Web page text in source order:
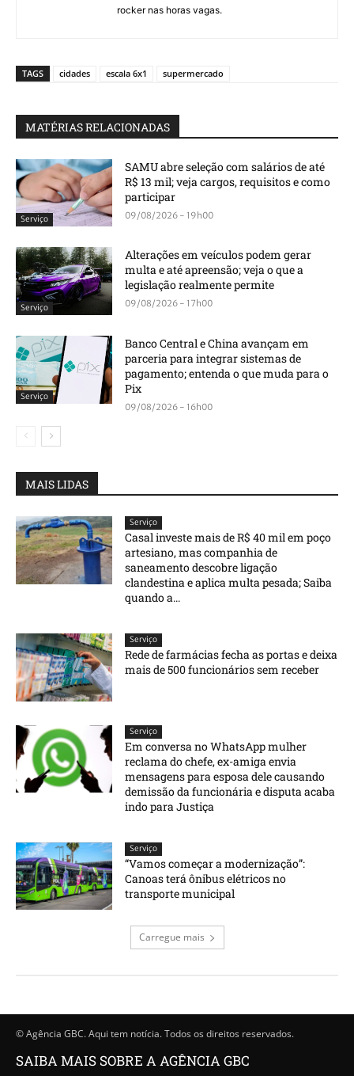
rocker nas horas vagas.
TAGS cidades escala 6x1 supermercado
MATÉRIAS RELACIONADAS
Serviço
SAMU abre seleção com salários de até
R$ 13 mil; veja cargos, requisitos e como
participar
09/08/2026 - 19h00
Serviço
Alterações em veículos podem gerar
multa e até apreensão; veja o que a
legislação realmente permite
09/08/2026 - 17h00
Serviço
Banco Central e China avançam em
parceria para integrar sistemas de
pagamento; entenda o que muda para o
Pix
09/08/2026 - 16h00
MAIS LIDAS
Serviço
Casal investe mais de R$ 40 mil em poço
artesiano, mas companhia de
saneamento descobre ligação
clandestina e aplica multa pesada; Saiba
quando a...
Serviço
Rede de farmácias fecha as portas e deixa
mais de 500 funcionários sem receber
Serviço
Em conversa no WhatsApp mulher
reclama do chefe, ex-amiga envia
mensagens para esposa dele causando
demissão da funcionária e disputa acaba
indo para Justiça
Serviço
“Vamos começar a modernização”:
Canoas terá ônibus elétricos no
transporte municipal
Carregue mais
© Agência GBC. Aqui tem notícia. Todos os direitos reservados.
SAIBA MAIS SOBRE A AGÊNCIA GBC